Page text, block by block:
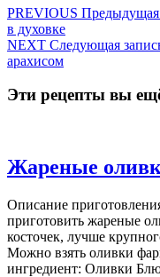
PREVIOUS Предыдущая
в духовке
NEXT Следующая
арахисом
Эти рецепты вы
Жареные
Описание
приготовить жареные
косточек, лучше
Можно взять оливки
ингредиент: Оливки